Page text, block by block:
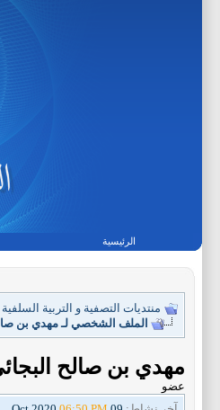
الرئيسية
منتديات التصفية و التربية السلفية
الملف الشخصي لـ مهدي بن
مهدي بن صالح
عضو